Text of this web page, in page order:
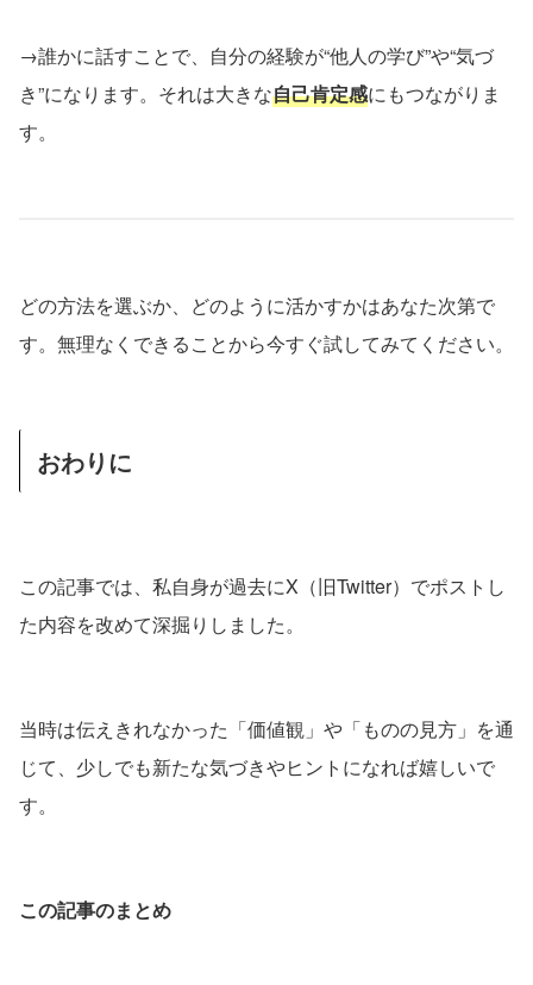
→誰かに話すことで、自分の経験が“他人の学び”や“気づ
き”になります。それは大きな自己肯定感にもつながりま
す。
どの方法を選ぶか、どのように活かすかはあなた次第で
す。無理なくできることから今すぐ試してみてください。
おわりに
この記事では、私自身が過去にX（旧Twitter）でポストし
た内容を改めて深掘りしました。
当時は伝えきれなかった「価値観」や「ものの見方」を通
じて、少しでも新たな気づきやヒントになれば嬉しいで
す。
この記事のまとめ